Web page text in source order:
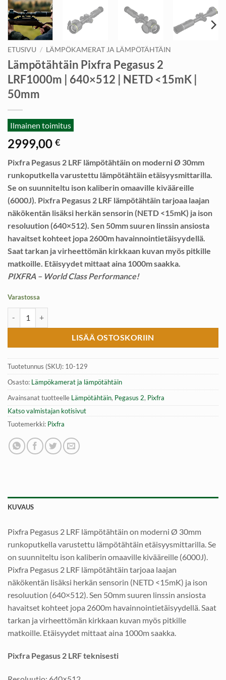
ETUSIVU / LÄMPÖKAMERAT JA LÄMPÖTÄHTÄIN
Lämpötähtäin Pixfra Pegasus 2
LRF1000m | 640×512 | NETD <15mK |
50mm
Ilmainen toimitus
2999,00 €
Pixfra Pegasus 2 LRF lämpötähtäin on moderni Ø 30mm
runkoputkella varustettu lämpötähtäin etäisyysmittarilla.
Se on suunniteltu ison kaliberin omaaville kivääreille
(6000J). Pixfra Pegasus 2 LRF lämpötähtäin tarjoaa laajan
näkökentän lisäksi herkän sensorin (NETD <15mK) ja ison
resoluution (640×512). Sen 50mm suuren linssin ansiosta
havaitset kohteet jopa 2600m havainnointietäisyydellä.
Saat tarkan ja virheettömän kirkkaan kuvan myös pitkille
matkoille. Etäisyydet mittaat aina 1000m saakka.
PIXFRA – World Class Performance!
Varastossa
LISÄÄ OSTOSKORIIN
Tuotetunnus (SKU): 10-129
Osasto: Lämpökamerat ja lämpötähtäin
Avainsanat tuotteelle Lämpötähtäin, Pegasus 2, Pixfra
Katso valmistajan kotisivut
Tuotemerkki: Pixfra
KUVAUS
Pixfra Pegasus 2 LRF lämpötähtäin on moderni Ø 30mm
runkoputkella varustettu lämpötähtäin etäisyysmittarilla. Se
on suunniteltu ison kaliberin omaaville kivääreille (6000J).
Pixfra Pegasus 2 LRF lämpötähtäin tarjoaa laajan
näkökentän lisäksi herkän sensorin (NETD <15mK) ja ison
resoluution (640×512). Sen 50mm suuren linssin ansiosta
havaitset kohteet jopa 2600m havainnointietäisyydellä. Saat
tarkan ja virheettömän kirkkaan kuvan myös pitkille
matkoille. Etäisyydet mittaat aina 1000m saakka.
Pixfra Pegasus 2 LRF teknisesti